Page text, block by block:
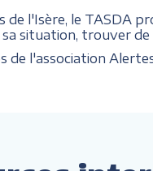
de l'Isère, le TASDA
trouver de
de l'association